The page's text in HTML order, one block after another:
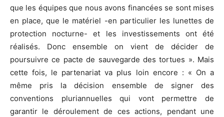
que les équipes que nous avons financées se sont mises
en place, que le matériel -en particulier les lunettes de
protection nocturne- et les investissements ont été
réalisés. Donc ensemble on vient de décider de
poursuivre ce pacte de sauvegarde des tortues ». Mais
cette fois, le partenariat va plus loin encore : « On a
même pris la décision ensemble de signer des
conventions pluriannuelles qui vont permettre de
garantir le déroulement de ces actions, pendant une